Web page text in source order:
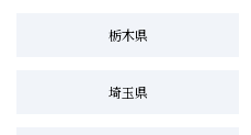
栃木県
埼玉県